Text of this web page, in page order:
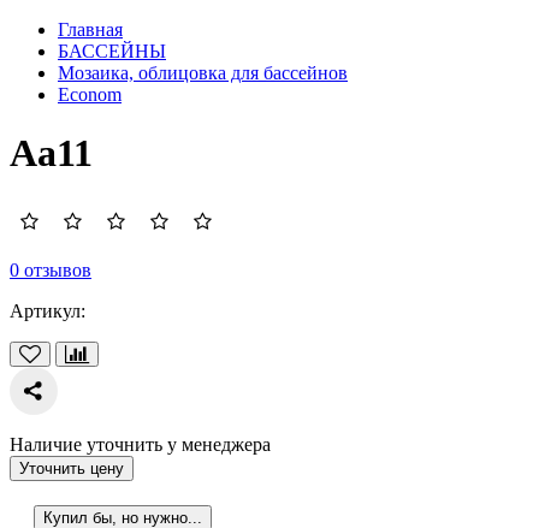
Главная
БАССЕЙНЫ
Мозаика, облицовка для бассейнов
Econom
Aa11
0 отзывов
Артикул:
Наличие уточнить у менеджера
Уточнить цену
Купил бы, но нужно...